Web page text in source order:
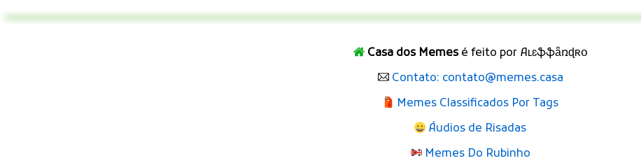
Casa dos Memesé feito por Aʟɛֆֆǟռɖʀօ
Contato: contato@memes.casa
Memes Classificados Por Tags
Áudios de Risadas
Memes Do Rubinho